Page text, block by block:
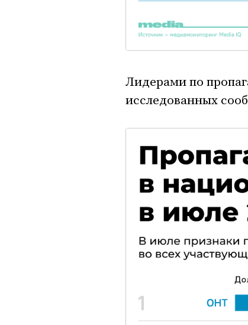
Лидерами по
исследованных